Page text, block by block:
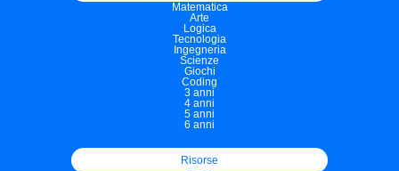
Matematica
Arte
Logica
Tecnologia
Ingegneria
Scienze
Giochi
Coding
3 anni
4 anni
5 anni
6 anni
Risorse